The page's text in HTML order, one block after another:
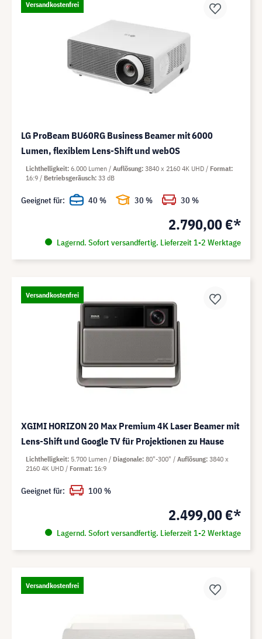
Versandkostenfrei
LG ProBeam BU60RG Business Beamer mit 6000
Lumen, flexiblem Lens-Shift und webOS
2.790,00 €*
Lagernd. Sofort versandfertig. Lieferzeit 1-2 Werktage
Lichthelligkeit 6.000 Lumen Auflösung 3840 x 2160 4K UHD
Format
16:9
Betriebsgeräusch 33 dB
Geeignet für: 40 % 30 % 30 %
Versandkostenfrei
XGIMI HORIZON 20 Max Premium 4K Laser Beamer mit
Lens-Shift und Google TV für Projektionen zu Hause
2.499,00 €*
Lagernd. Sofort versandfertig. Lieferzeit 1-2 Werktage
Lichthelligkeit 5.700 Lumen Diagonale 80"-300" Auflösung 3840 x
2160 4K UHD
Format 16:9
Geeignet für: 100 %
Versandkostenfrei